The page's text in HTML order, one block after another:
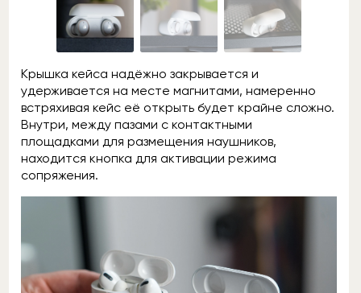
Крышка кейса надёжно закрывается и
удерживается на месте магнитами, намеренно
встряхивая кейс её открыть будет крайне сложно.
Внутри, между пазами с контактными
площадками для размещения наушников,
находится кнопка для активации режима
сопряжения.